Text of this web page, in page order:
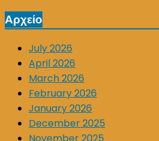
Αρχείο
July 2026
April 2026
March 2026
February 2026
January 2026
December 2025